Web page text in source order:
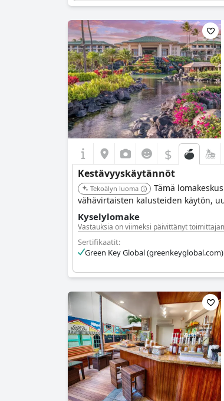
$
Kestävyyskäytännöt
Tekoälyn luoma
Tämä
vähävirtaisten kalusteiden käytön,
Kyselylomake
Vastauksia on viimeksi päivittänyt
Sertifikaatit:
Green Key Global (greenkeyglobal.com)